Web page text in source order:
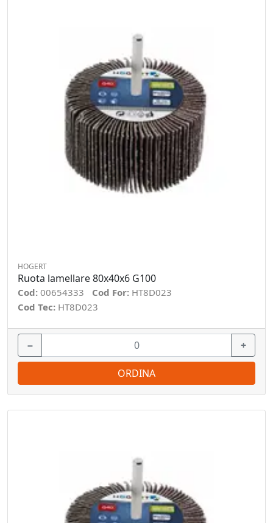
HOGERT
Ruota lamellare 80x40x6 G100
Cod: 00654333 Cod For: HT8D023
Cod Tec: HT8D023
− +
ORDINA